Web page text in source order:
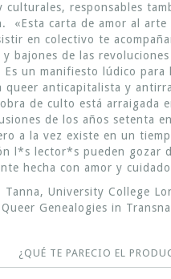
culturales, responsables
«Esta carta de amor al arte
en colectivo te
y bajones de las
Es un manifiesto lúdico para
queer anticapitalista y
de culto está arraigada
de los años setenta
a la vez existe en un
l*s lector*s pueden gozar
hecha con amor y
University College
Genealogies in
¿QUÉ TE PARECIO EL